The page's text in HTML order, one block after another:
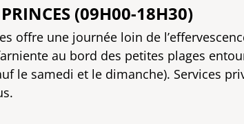
(09H00-18H30)
offre une journée loin de
au bord des petites plages
le samedi et le dimanche). Services